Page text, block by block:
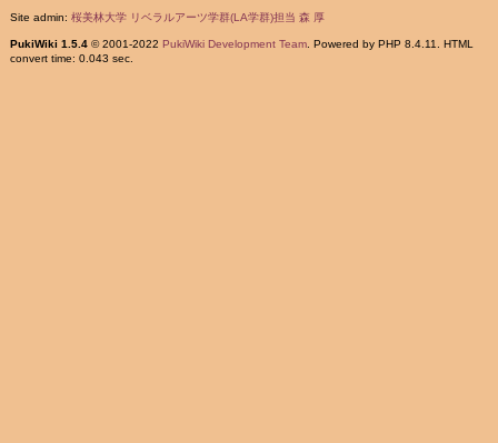
Site admin: 桜美林大学 リベラルアーツ学群(LA学群)担当 森 厚
PukiWiki 1.5.4© 2001-2022 PukiWiki Development Team. Powered by PHP 8.4.11. HTML
convert time: 0.043 sec.